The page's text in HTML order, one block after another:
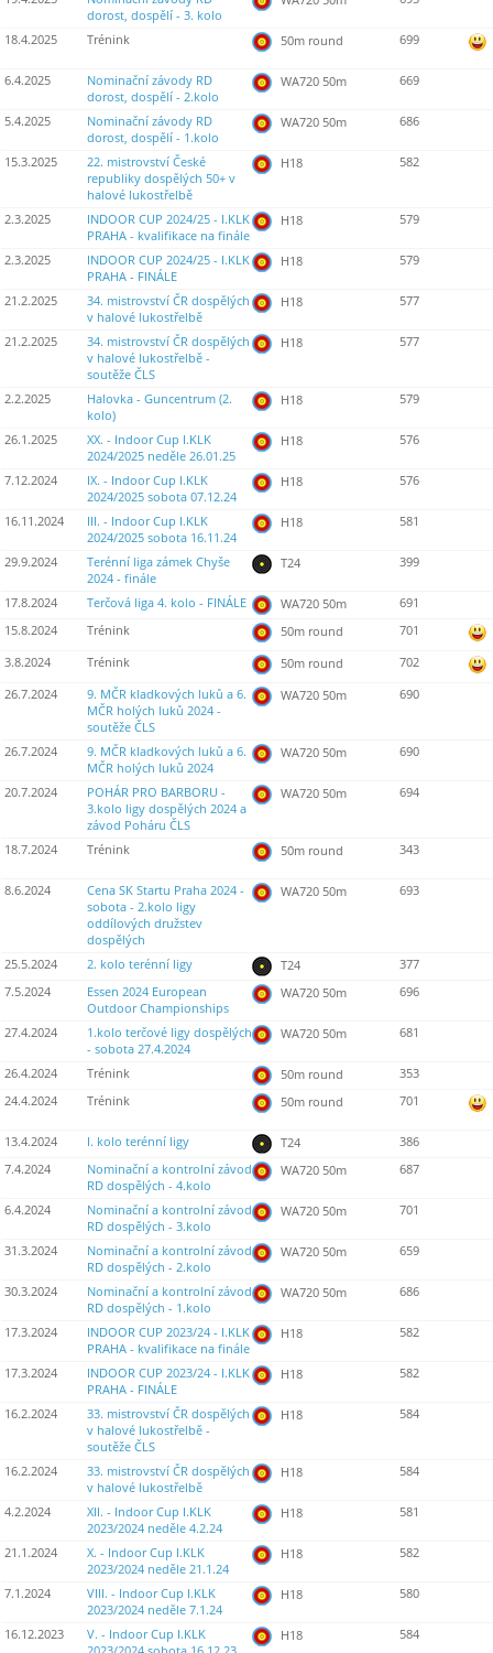
dorost, dospělí - 3. kolo
18.4.2025 Trénink 50m round 699
6.4.2025
Nominační závody RD
dorost, dospělí - 2.kolo
WA720 50m 669
5.4.2025
Nominační závody RD
dorost, dospělí - 1.kolo
WA720 50m 686
15.3.2025
22. mistrovství České
republiky dospělých 50+ v
halové lukostřelbě
H18 582
2.3.2025
INDOOR CUP 2024/25 - I.KLK
PRAHA - kvalifikace na finále
H18 579
2.3.2025
INDOOR CUP 2024/25 - I.KLK
PRAHA - FINÁLE
H18 579
21.2.2025
34. mistrovství ČR dospělých
v halové lukostřelbě
H18 577
21.2.2025
34. mistrovství ČR dospělých
v halové lukostřelbě -
soutěže ČLS
H18 577
2.2.2025
Halovka - Guncentrum (2.
kolo)
H18 579
26.1.2025
XX. - Indoor Cup I.KLK
2024/2025 neděle 26.01.25
H18 576
7.12.2024
IX. - Indoor Cup I.KLK
2024/2025 sobota 07.12.24
H18 576
16.11.2024
III. - Indoor Cup I.KLK
2024/2025 sobota 16.11.24
H18 581
29.9.2024
Terénní liga zámek Chyše
2024 - finále
T24 399
17.8.2024 Terčová liga 4. kolo - FINÁLE WA720 50m
691
15.8.2024
Trénink 50m round 701
3.8.2024 Trénink 50m round 702
26.7.2024
9. MČR kladkových luků a 6.
MČR holých luků 2024 -
soutěže ČLS
WA720 50m 690
26.7.2024
9. MČR kladkových luků a 6.
MČR holých luků 2024
WA720 50m 690
20.7.2024
POHÁR PRO BARBORU -
3.kolo ligy dospělých 2024 a
závod Poháru ČLS
WA720 50m 694
18.7.2024 Trénink 50m round 343
8.6.2024
Cena SK Startu Praha 2024 -
sobota - 2.kolo ligy
oddílových družstev
dospělých
WA720 50m 693
25.5.2024 2. kolo terénní ligy T24
377
7.5.2024
Essen 2024 European
Outdoor Championships
WA720 50m 696
27.4.2024
1.kolo terčové ligy dospělých
- sobota 27.4.2024
WA720 50m 681
26.4.2024 Trénink 50m round
353
24.4.2024
Trénink 50m round 701
13.4.2024 I. kolo terénní ligy T24
386
7.4.2024
Nominační a kontrolní závod
RD dospělých - 4.kolo
WA720 50m 687
6.4.2024
Nominační a kontrolní závod
RD dospělých - 3.kolo
WA720 50m 701
31.3.2024
Nominační a kontrolní závod
RD dospělých - 2.kolo
WA720 50m 659
30.3.2024
Nominační a kontrolní závod
RD dospělých - 1.kolo
WA720 50m 686
17.3.2024
INDOOR CUP 2023/24 - I.KLK
PRAHA - kvalifikace na finále
H18 582
17.3.2024
INDOOR CUP 2023/24 - I.KLK
PRAHA - FINÁLE
H18 582
16.2.2024
33. mistrovství ČR dospělých
v halové lukostřelbě -
soutěže ČLS
H18 584
16.2.2024
33. mistrovství ČR dospělých
v halové lukostřelbě
H18 584
4.2.2024
XII. - Indoor Cup I.KLK
2023/2024 neděle 4.2.24
H18 581
21.1.2024
X. - Indoor Cup I.KLK
2023/2024 neděle 21.1.24
H18 582
7.1.2024
VIII. - Indoor Cup I.KLK
2023/2024 neděle 7.1.24
H18 580
16.12.2023
V. - Indoor Cup I.KLK
H18 584